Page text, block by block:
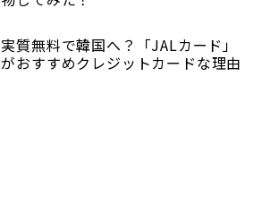
実質無料で韓国へ？「JALカード」
がおすすめクレジットカードな理由